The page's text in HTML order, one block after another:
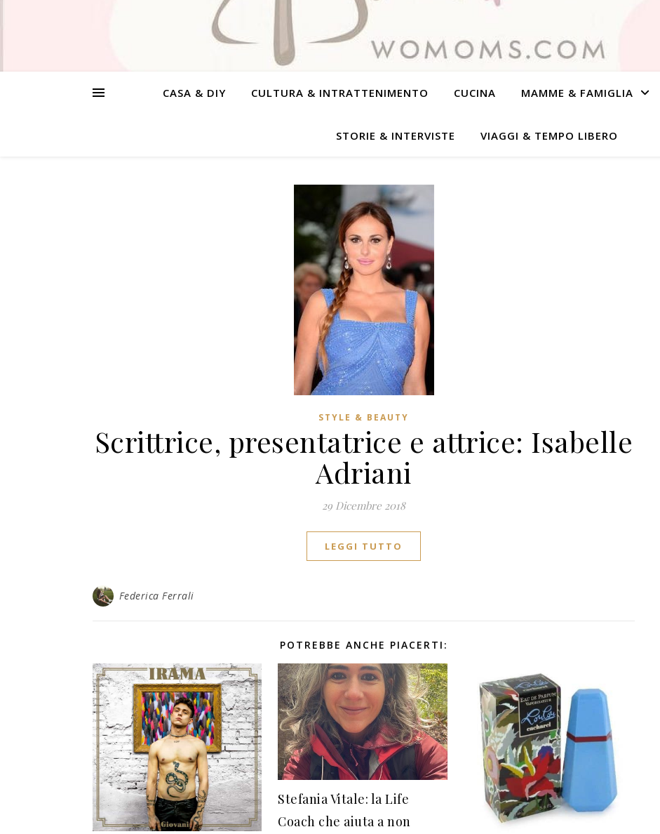
CASA & DIY CULTURA & INTRATTENIMENTO CUCINA MAMME & FAMIGLIA
STORIE & INTERVISTE VIAGGI & TEMPO LIBERO
STYLE & BEAUTY
Scrittrice, presentatrice e attrice: Isabelle
Adriani
29 Dicembre 2018
LEGGI TUTTO
Federica Ferrali
POTREBBE ANCHE PIACERTI:
Stefania Vitale: la Life
Coach che aiuta a non